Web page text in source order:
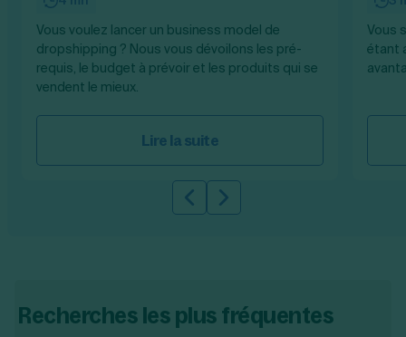
Vous voulez lancer un business model de
dropshipping ? Nous vous dévoilons les pré-
requis, le budget à prévoir et les produits qui se
vendent le mieux.
Lire la suite
Vous
étant
Slide précédente
Slide suivante
Recherches les plus fréquentes